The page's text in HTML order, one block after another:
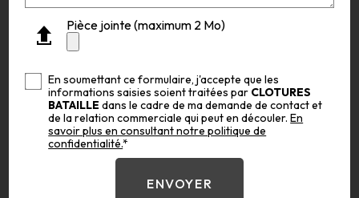
Pièce jointe (maximum 2 Mo)
En soumettant ce formulaire, j'accepte que les
informations saisies soient traitées par CLOTURES
BATAILLE dans le cadre de ma demande de contact et
de la relation commerciale qui peut en découler.En
savoir plus en consultant notre politique de
confidentialité.*